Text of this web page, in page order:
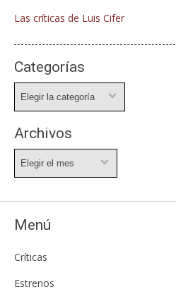
Las críticas de Luis Cifer
Categorías
Archivos
Menú
Críticas
Estrenos